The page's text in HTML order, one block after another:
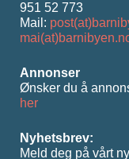
951 52 773
Mail:
Annonser
Ønsker du å
her
Nyhetsbrev:
Meld deg på vårt